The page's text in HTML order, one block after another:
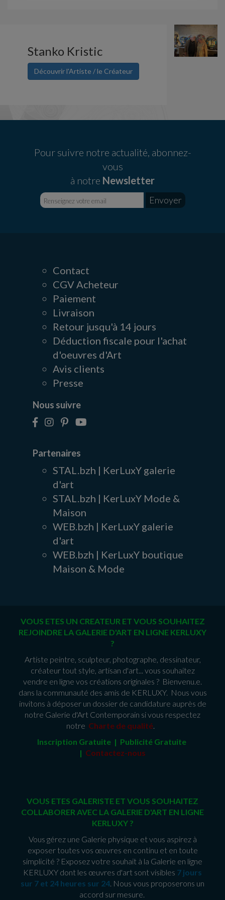
Stanko Kristic
Découvrir l'Artiste / le Créateur
Pour suivre notre actualité, abonnez-
vous
à notre Newsletter
Contact
CGV Acheteur
Paiement
Livraison
Retour jusqu'à 14 jours
Déduction fiscale pour l'achat
d'oeuvres d'Art
Avis clients
Presse
Nous suivre
Partenaires
STAL.bzh | KerLuxY galerie
d'art
STAL.bzh | KerLuxY Mode &
Maison
WEB.bzh | KerLuxY galerie
d'art
WEB.bzh | KerLuxY boutique
Maison & Mode
VOUS ETES UN CREATEUR ET VOUS SOUHAITEZ
REJOINDRE LA GALERIE D'ART EN LIGNE KERLUXY
?
Artiste peintre, sculpteur, photographe, dessinateur,
créateur tout style, artisan d'art... vous souhaitez
vendre en ligne vos créations originales ? Bienvenu.e.
dans la communauté des amis de KERLUXY. Nous vous
invitons à déposer un dossier de candidature auprès de
notre Galerie d'Art Contemporain si vous respectez
notre Charte de qualité.
Inscription Gratuite | Publicité Gratuite
| Contactez-nous
VOUS ETES GALERISTE ET VOUS SOUHAITEZ
COLLABORER AVEC LA GALERIE D'ART EN LIGNE
KERLUXY ?
Vous gérez une Galerie physique et vous aspirez à
exposer toutes vos œuvres en continu et en toute
simplicité ? Exposez votre souhait à la Galerie en ligne
KERLUXY dont les œuvres d'art sont visibles 7 jours
sur 7 et 24 heures sur 24. Nous vous proposerons un
accord sur mesure.